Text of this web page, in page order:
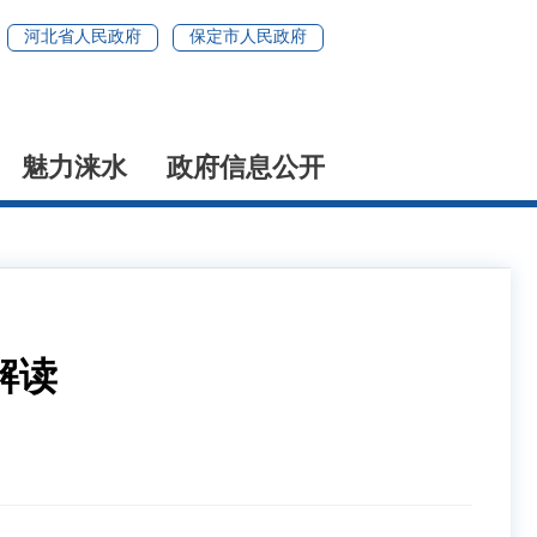
河北省人民政府 保定市人民政府
魅力涞水 政府信息公开
读